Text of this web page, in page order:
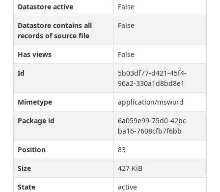
Datastore active
False
Datastore contains all
records of source file
False
Has views
False
Id
5b03df77-d421-45f4-
96a2-330a1d8bd8e1
Mimetype
application/msword
Package id
6a059e99-75d0-42bc-
ba16-7608cfb7f6bb
Position
83
Size
427 KiB
State
active